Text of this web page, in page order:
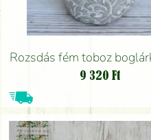
Rozsdás fém toboz
9 320 Ft